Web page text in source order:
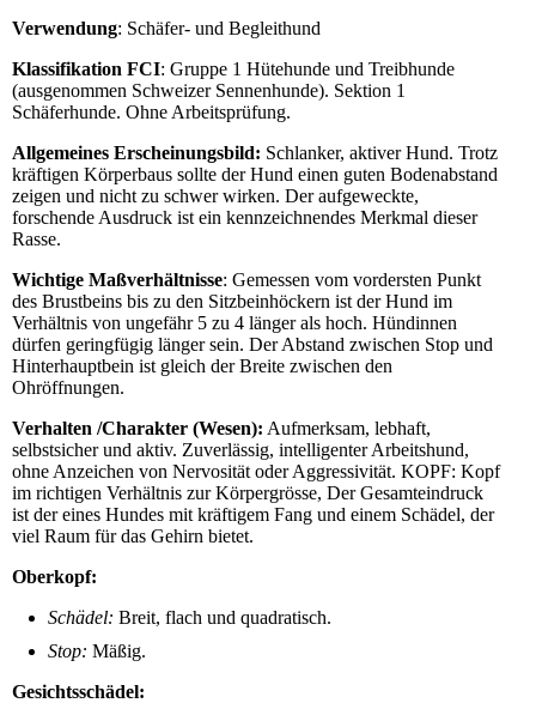
Verwendung: Schäfer- und Begleithund
Klassifikation FCI: Gruppe 1 Hütehunde und Treibhunde
(ausgenommen Schweizer Sennenhunde). Sektion 1
Schäferhunde. Ohne Arbeitsprüfung.
Allgemeines Erscheinungsbild: Schlanker, aktiver Hund. Trotz
kräftigen Körperbaus sollte der Hund einen guten Bodenabstand
zeigen und nicht zu schwer wirken. Der aufgeweckte,
forschende Ausdruck ist ein kennzeichnendes Merkmal dieser
Rasse.
Wichtige Maßverhältnisse: Gemessen vom vordersten Punkt
des Brustbeins bis zu den Sitzbeinhöckern ist der Hund im
Verhältnis von ungefähr 5 zu 4 länger als hoch. Hündinnen
dürfen geringfügig länger sein. Der Abstand zwischen Stop und
Hinterhauptbein ist gleich der Breite zwischen den
Ohröffnungen.
Verhalten /Charakter (Wesen): Aufmerksam, lebhaft,
selbstsicher und aktiv. Zuverlässig, intelligenter Arbeitshund,
ohne Anzeichen von Nervosität oder Aggressivität. KOPF: Kopf
im richtigen Verhältnis zur Körpergrösse, Der Gesamteindruck
ist der eines Hundes mit kräftigem Fang und einem Schädel, der
viel Raum für das Gehirn bietet.
Oberkopf:
Schädel: Breit, flach und quadratisch.
Stop: Mäßig.
Gesichtsschädel: